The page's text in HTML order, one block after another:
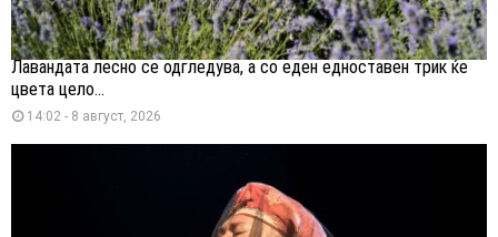
Лавандата лесно се одгледува, а со еден едноставен трик ќе
цвета цело...
14:02 - 8 август, 2026